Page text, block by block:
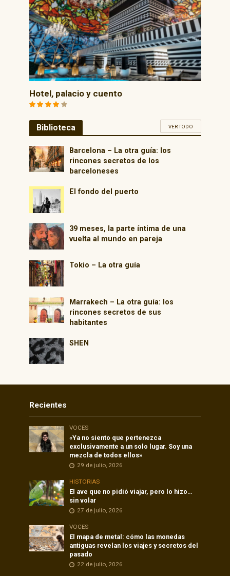
Hotel, palacio y cuento
Biblioteca VER TODO
Barcelona – La otra guía: los
rincones secretos de los
barceloneses
El fondo del puerto
39 meses, la parte íntima de una
vuelta al mundo en pareja
Tokio – La otra guía
Marrakech – La otra guía: los
rincones secretos de sus
habitantes
SHEN
Recientes
VOCES
«Ya no siento que pertenezca
exclusivamente a un solo lugar. Soy una
mezcla de todos ellos»
29 de julio, 2026
HISTORIAS
El ave que no pidió viajar, pero lo hizo…
sin volar
27 de julio, 2026
VOCES
El mapa de metal: cómo las monedas
antiguas revelan los viajes y secretos del
pasado
22 de julio, 2026